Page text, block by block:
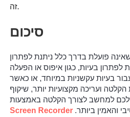
זה.
סיכום
פועלת בדרך כלל ניתנת לפתרון
לפתרון בעיות, כגון איפוס או הפעלה
בעיות עקשניות במיוחד, או כאשר
הקלטה ועריכה מקצועיות יותר, שיקוף
Screen Recorder